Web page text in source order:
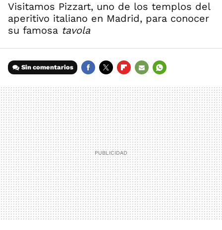
Visitamos Pizzart, uno de los templos del
aperitivo italiano en Madrid, para conocer
su famosa tavola
Sin comentarios
MAIL